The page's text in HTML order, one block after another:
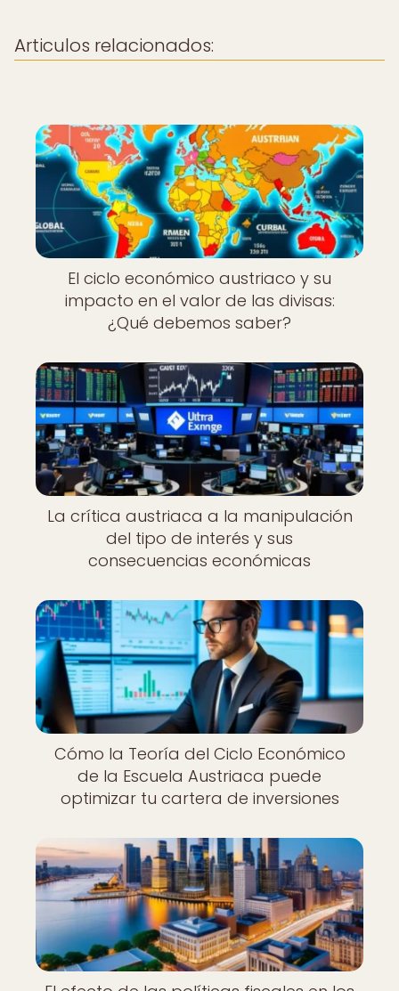
Articulos relacionados:
El ciclo económico austriaco y su
impacto en el valor de las divisas:
¿Qué debemos saber?
La crítica austriaca a la manipulación
del tipo de interés y sus
consecuencias económicas
Cómo la Teoría del Ciclo Económico
de la Escuela Austriaca puede
optimizar tu cartera de inversiones